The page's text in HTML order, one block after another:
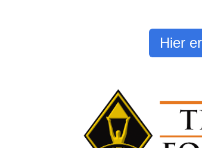
Hier